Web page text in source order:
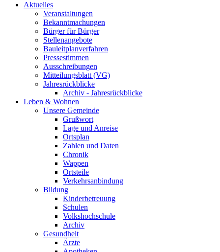
Aktuelles
Veranstaltungen
Bekanntmachungen
Bürger für Bürger
Stellenangebote
Bauleitplanverfahren
Pressestimmen
Ausschreibungen
Mitteilungsblatt (VG)
Jahresrückblicke
Archiv - Jahresrückblicke
Leben & Wohnen
Unsere Gemeinde
Grußwort
Lage und Anreise
Ortsplan
Zahlen und Daten
Chronik
Wappen
Ortsteile
Verkehrsanbindung
Bildung
Kinderbetreuung
Schulen
Volkshochschule
Archiv
Gesundheit
Ärzte